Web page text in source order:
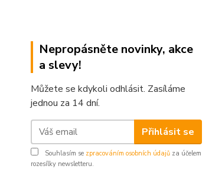
Nepropásněte novinky, akce
a slevy!
Můžete se kdykoli odhlásit. Zasíláme
jednou za 14 dní.
Přihlásit se
Souhlasím se zpracováním osobních údajů za účelem
rozesílky newsletteru.